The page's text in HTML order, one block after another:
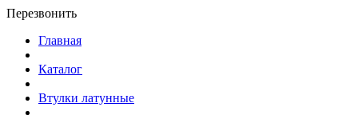
Перезвонить
Главная
Каталог
Втулки латунные